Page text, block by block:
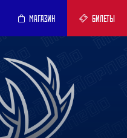
МАГАЗИН БИЛЕТЫ